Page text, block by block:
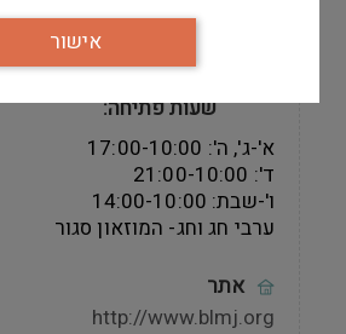
מידע למבקר
שעות פתיחה
שעות פתיחה:
א'-ג', ה': 17:00-10:00
ד': 21:00-10:00
ו'-שבת: 14:00-10:00
ערבי חג וחג- המוזאון סגור
אתר
http://www.blmj.org
אישור